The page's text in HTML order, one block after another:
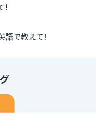
!
語で教えて!